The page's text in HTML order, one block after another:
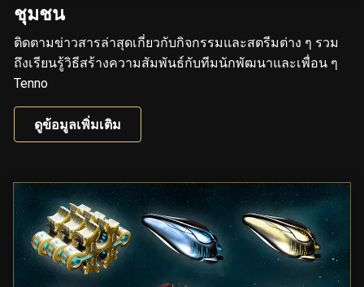
ชุมชน
ติดตามข่าวสารล่าสุดเกี่ยวกับกิจกรรมและสตรีมต่าง ๆ รวม
ถึงเรียนรู้วิธีสร้างความสัมพันธ์กับทีมนักพัฒนาและเพื่อน ๆ
Tenno
ดูข้อมูลเพิ่มเติม